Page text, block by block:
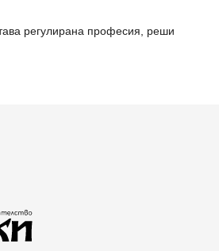
регулирана професия, реши